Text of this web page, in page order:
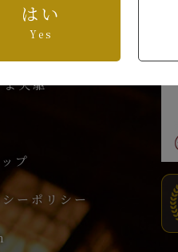
はい
Yes
蔵酒
taru
ま天駆
プ
ーポリシー